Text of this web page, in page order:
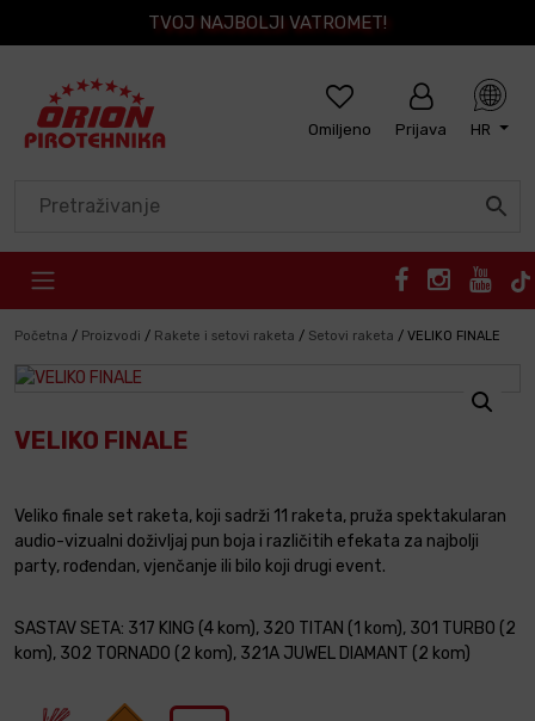
TVOJ NAJBOLJI VATROMET!
Omiljeno Prijava HR
Početna / Proizvodi / Rakete i setovi raketa / Setovi raketa / VELIKO FINALE
VELIKO FINALE
Veliko finale set raketa, koji sadrži 11 raketa, pruža spektakularan
audio-vizualni doživljaj pun boja i različitih efekata za najbolji
party, rođendan, vjenčanje ili bilo koji drugi event.
SASTAV SETA: 317 KING (4 kom), 320 TITAN (1 kom), 301 TURBO (2
kom), 302 TORNADO (2 kom), 321A JUWEL DIAMANT (2 kom)